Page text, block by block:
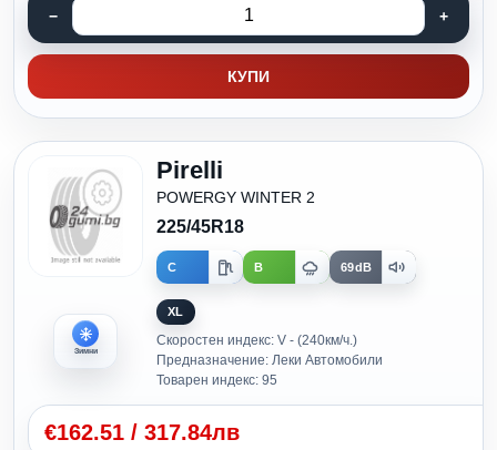
КУПИ
Зимни
Pirelli
POWERGY WINTER 2
225/45R18
C B 69dB
XL
Скоростен индекс: V - (240км/ч.)
Предназначение: Леки Автомобили
Товарен индекс: 95
€162.51 / 317.84лв